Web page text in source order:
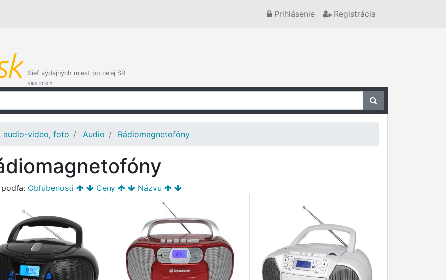
Prihlásenie Registrácia
Sieť výdajných miest po celej SR
viac info »
audio-video, foto Audio Rádiomagnetofóny
Obľúbenosti Ceny Názvu